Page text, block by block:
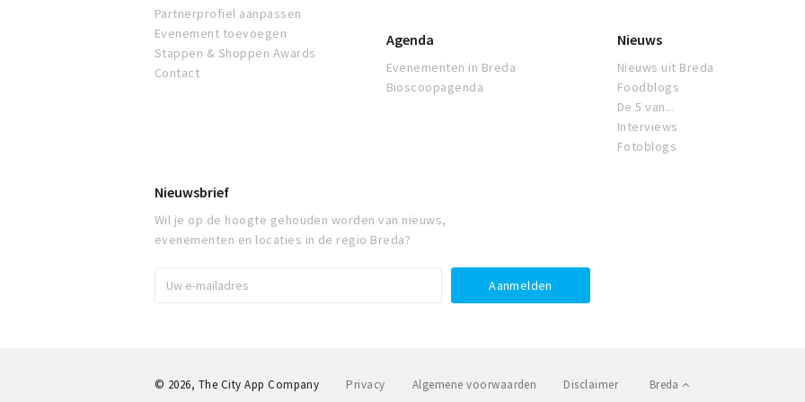
Partnerprofiel aanpassen
Evenement toevoegen
Stappen & Shoppen Awards
Contact
Agenda
Evenementen in Breda
Bioscoopagenda
Nieuws
Nieuws uit Breda
Foodblogs
De 5 van...
Interviews
Fotoblogs
Nieuwsbrief
Wil je op de hoogte gehouden worden van nieuws,
evenementen en locaties in de regio Breda?
Privacy Algemene voorwaarden Disclaimer Breda
© 2026, The City App Company